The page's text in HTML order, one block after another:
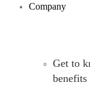
Company
Get to